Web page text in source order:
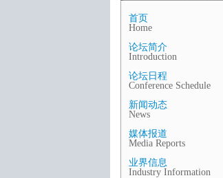
首页
Home
论坛简介
Introduction
论坛日程
Conference Schedule
新闻动态
News
媒体报道
Media Reports
业界信息
Industry Information